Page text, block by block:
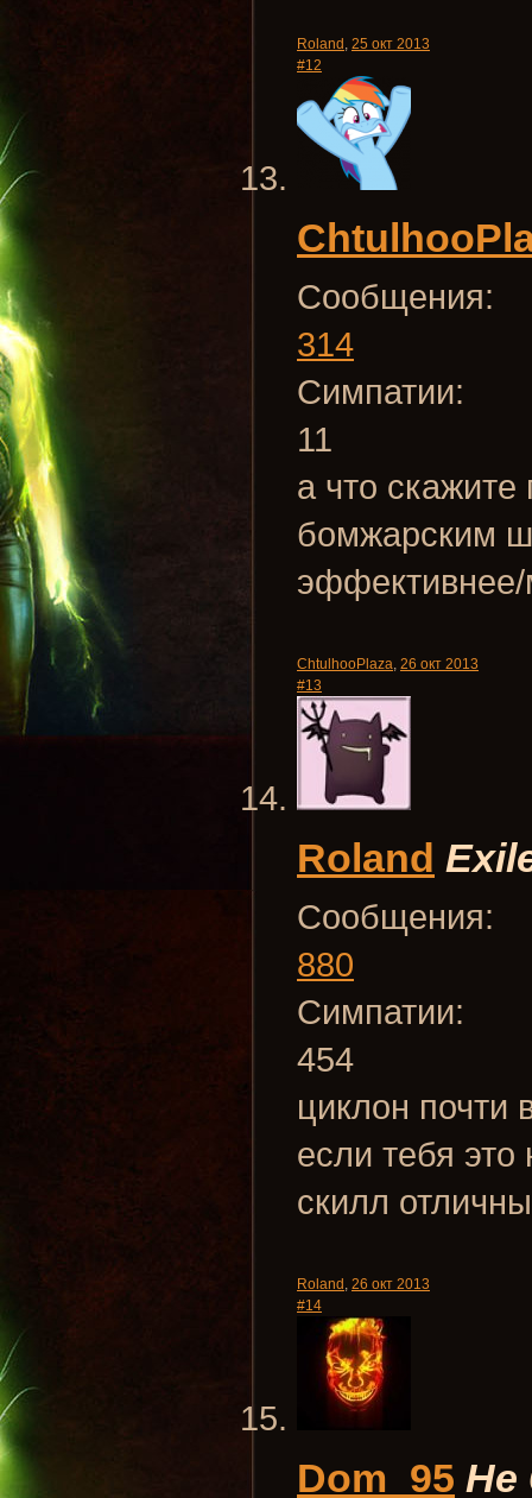
Roland , 25 окт 2013
#12
Сообщения:
314
Симпатии:
11
а что скажите
бомжарским
ChtulhooPlaza, 26 окт 2013
#13
Roland
Сообщения:
880
Симпатии:
454
циклон почти
если тебя
скилл
Roland , 26 окт 2013
#14
Dom_95 Не